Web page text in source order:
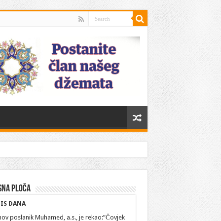
ploča
DANA
poslanik Muhamed, a.s., je rekao:”Čovjek